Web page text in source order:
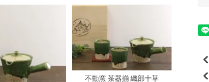
不動窯 茶器揃 織部十草